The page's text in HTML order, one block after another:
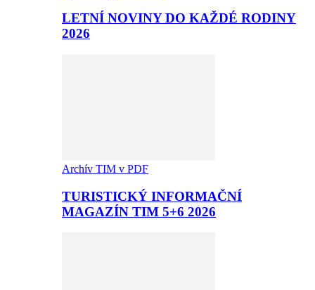
LETNÍ NOVINY DO KAŽDÉ RODINY
2026
Archív TIM v PDF
TURISTICKÝ INFORMAČNÍ
MAGAZÍN TIM 5+6 2026